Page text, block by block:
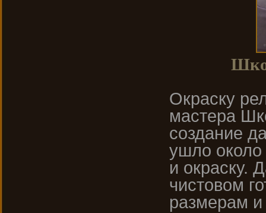
Окраску
мастера
создание
ушло
и окраску.
чистовом
размерам и